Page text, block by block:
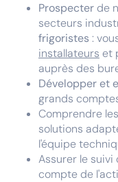
Prospecter de
secteurs
frigoristes :
installateurs et
auprès des
Développer et
grands
Comprendre
solutions
l'équipe
Assurer le
compte de